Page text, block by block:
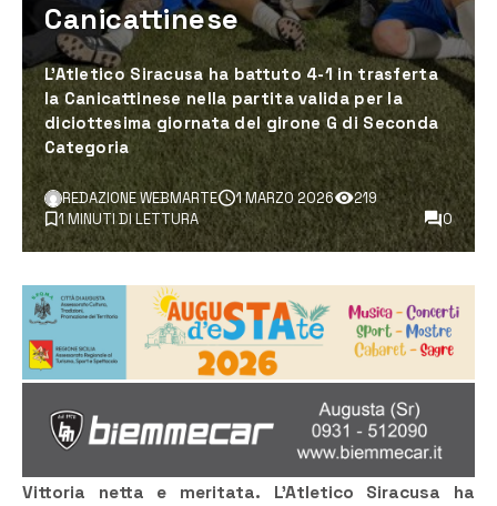
Canicattinese
L’Atletico Siracusa ha battuto 4-1 in trasferta
la Canicattinese nella partita valida per la
diciottesima giornata del girone G di Seconda
Categoria
REDAZIONE WEBMARTE 1 MARZO 2026
219
1 MINUTI DI LETTURA
0
Vittoria netta e meritata. L’Atletico Siracusa ha